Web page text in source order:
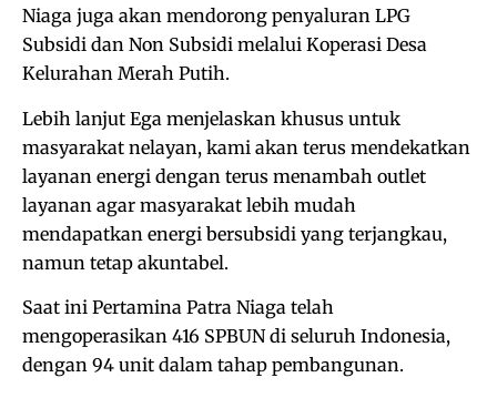
Niaga juga akan mendorong penyaluran LPG
Subsidi dan Non Subsidi melalui Koperasi Desa
Kelurahan Merah Putih.
Lebih lanjut Ega menjelaskan khusus untuk
masyarakat nelayan, kami akan terus mendekatkan
layanan energi dengan terus menambah outlet
layanan agar masyarakat lebih mudah
mendapatkan energi bersubsidi yang terjangkau,
namun tetap akuntabel.
Saat ini Pertamina Patra Niaga telah
mengoperasikan 416 SPBUN di seluruh Indonesia,
dengan 94 unit dalam tahap pembangunan.